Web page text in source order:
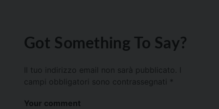
Got Something To Say?
Il tuo indirizzo email non sarà pubblicato.
campi obbligatori sono contrassegnati *
Your comment